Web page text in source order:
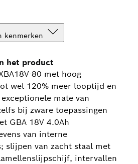
kenmerken
het product
80 met hoog
wel 120% meer looptijd en
mate van
bij zware toepassingen
GBA 18V 4.0Ah
van interne
slijpen van zacht staal met
intervallen